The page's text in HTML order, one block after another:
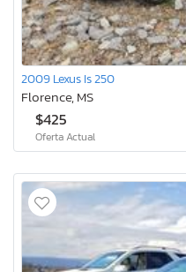
2009 Lexus Is 250
Florence, MS
$425
Oferta Actual